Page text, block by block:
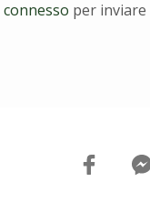
connesso per inviare